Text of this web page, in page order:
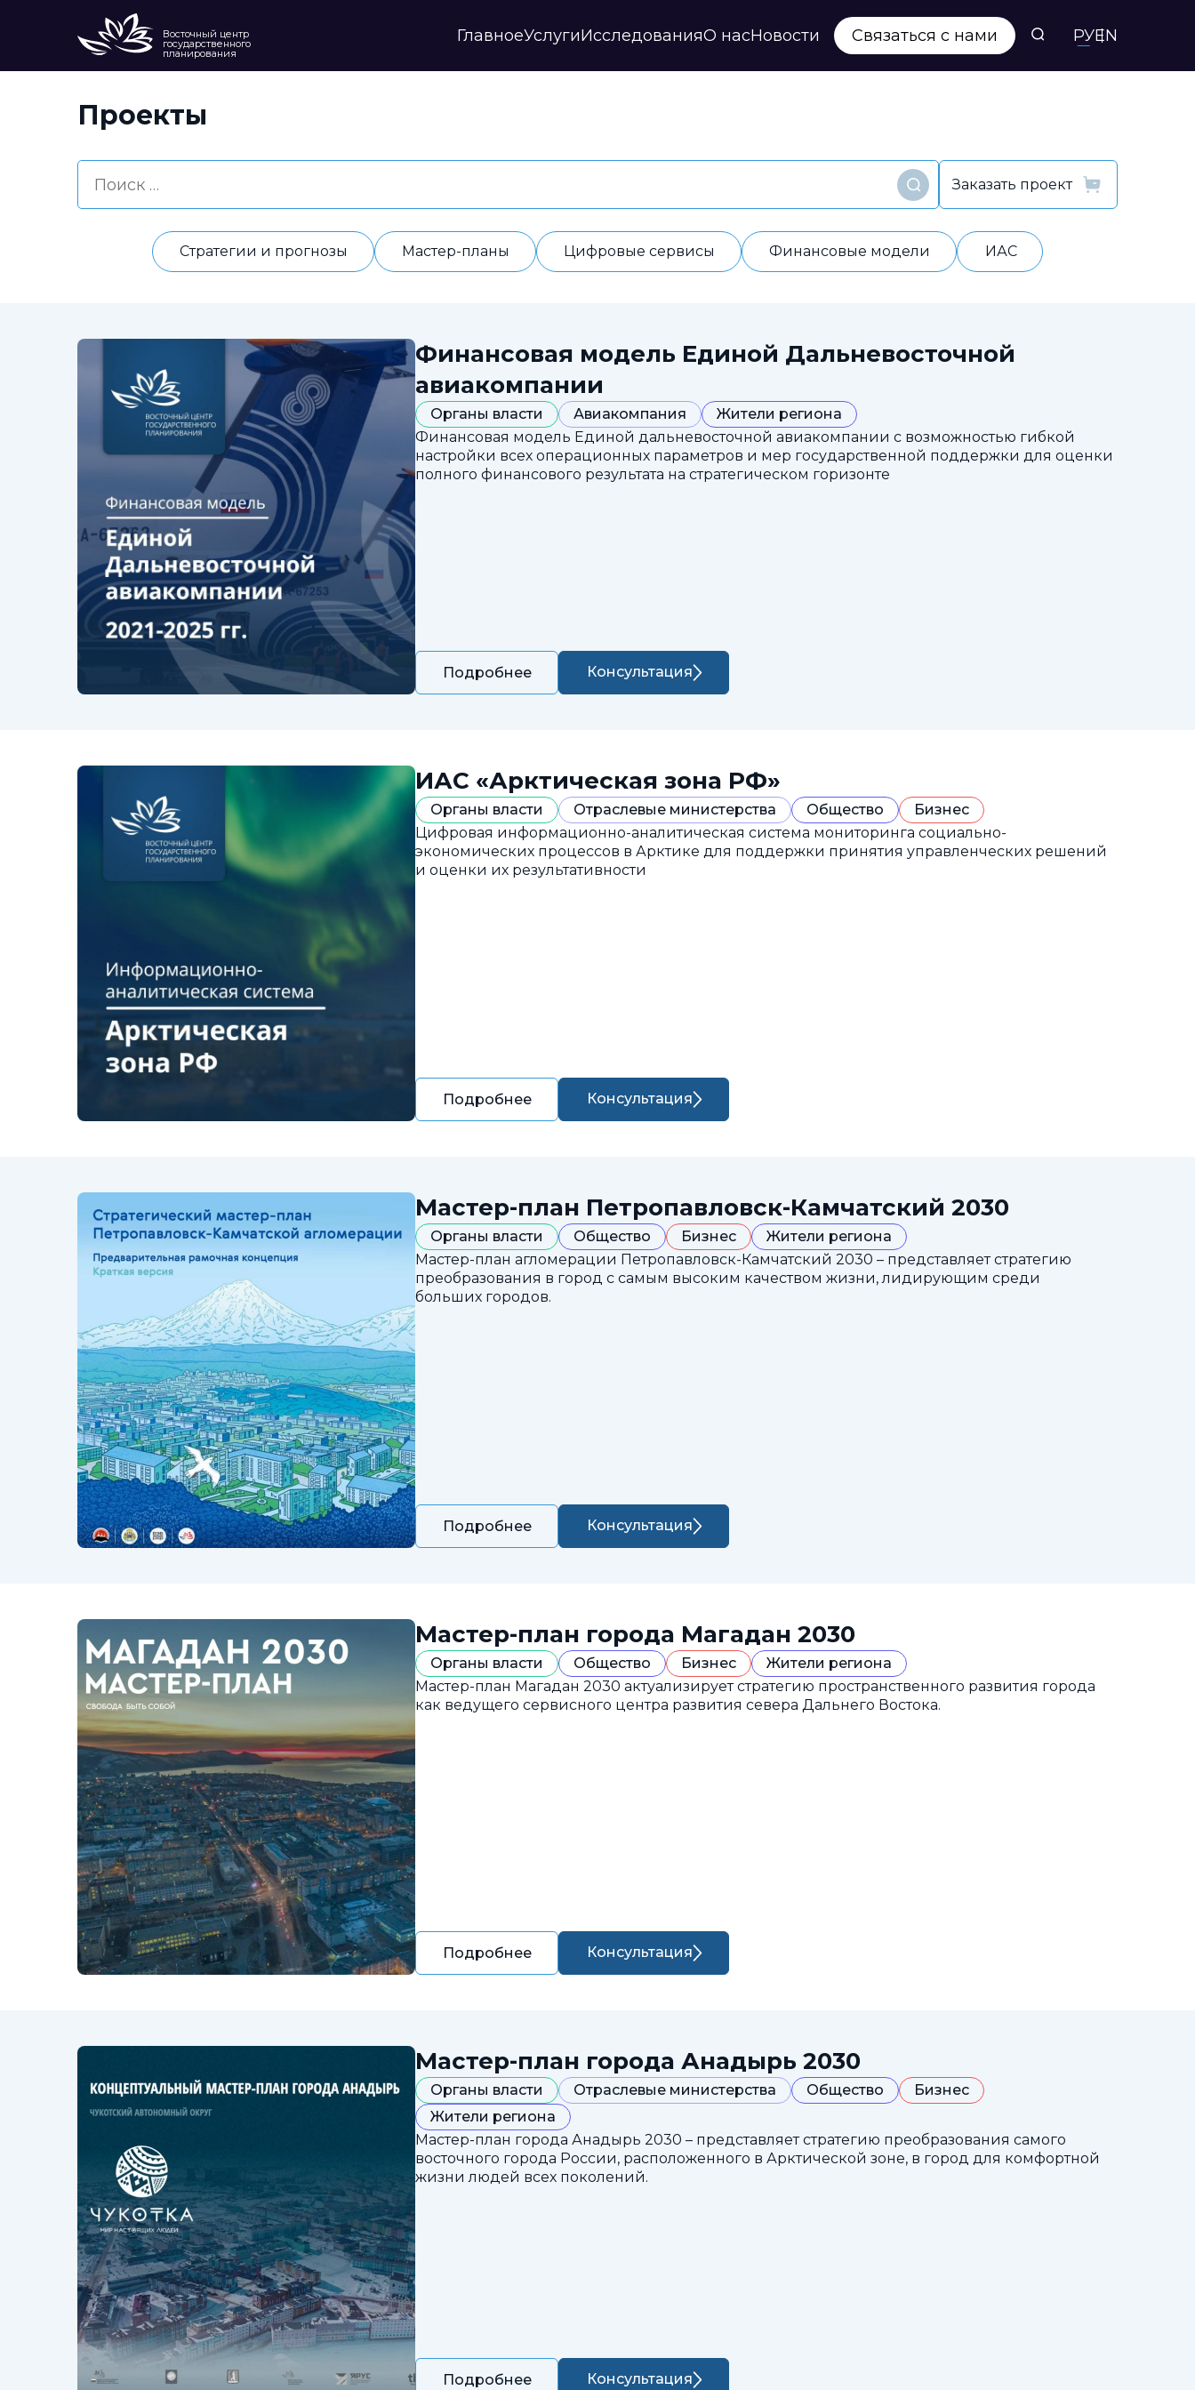
Восточный центр
государственного
планирования
ГлавноеУслуги
Финансовые модели
Исследования
Профили регионов
О нас
Документы
Новости Связаться с нами РУEN
Проекты
НайтиЗаказать проект
Стратегии и прогнозы Мастер-планы Цифровые сервисы Финансовые модели ИАС
Финансовая модель Единой Дальневосточной
авиакомпании
Органы власти Авиакомпания
Жители региона
Финансовая модель Единой дальневосточной авиакомпании с возможностью гибкой
настройки всех операционных параметров и мер государственной поддержки для оценки
полного финансового результата на стратегическом горизонте
Подробнее Консультация
ИАС «Арктическая зона РФ»
Органы власти Отраслевые министерства Общество
Бизнес
Цифровая информационно-аналитическая система мониторинга социально-
экономических процессов в Арктике для поддержки принятия управленческих решений
и оценки их результативности
Подробнее Консультация
Мастер-план Петропавловск-Камчатский 2030
Органы власти Общество Бизнес
Жители региона
Мастер-план агломерации Петропавловск-Камчатский 2030 – представляет стратегию
преобразования в город с самым высоким качеством жизни, лидирующим среди
больших городов.
Подробнее Консультация
Мастер-план города Магадан 2030
Органы власти Общество Бизнес
Жители региона
Мастер-план Магадан 2030 актуализирует стратегию пространственного развития города
как ведущего сервисного центра развития севера Дальнего Востока.
Подробнее Консультация
Мастер-план города Анадырь 2030
Органы власти Отраслевые министерства Общество
Бизнес
Жители региона
Мастер-план города Анадырь 2030 – представляет стратегию преобразования самого
восточного города России, расположенного в Арктической зоне, в город для комфортной
жизни людей всех поколений.
Подробнее Консультация